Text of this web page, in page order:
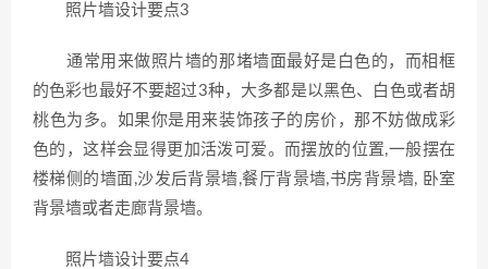
照片墙设计要点3
通常用来做照片墙的那堵墙面最好是白色的，而相框
的色彩也最好不要超过3种，大多都是以黑色、白色或者胡
桃色为多。如果你是用来装饰孩子的房价，那不妨做成彩
色的，这样会显得更加活泼可爱。而摆放的位置,一般摆在
楼梯侧的墙面,沙发后背景墙,餐厅背景墙,书房背景墙, 卧室
背景墙或者走廊背景墙。
照片墙设计要点4